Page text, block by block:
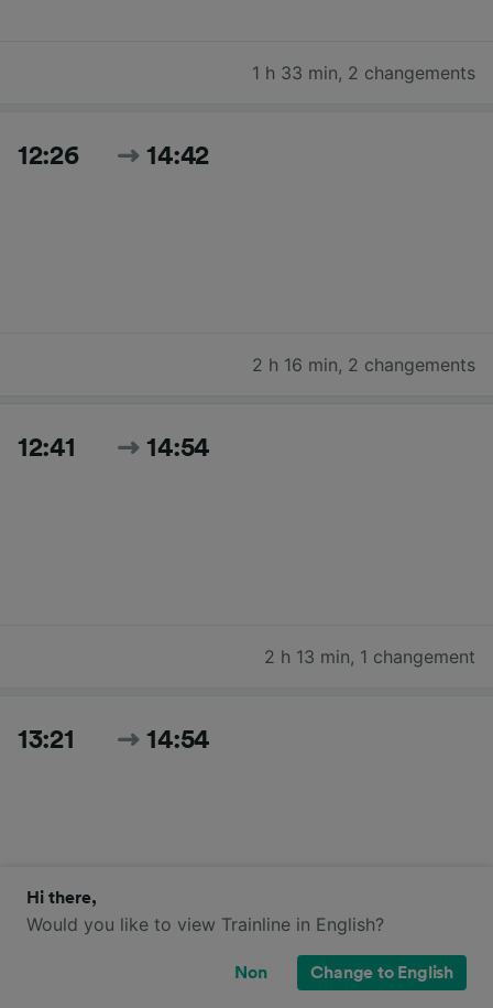
1 h 33 min, 2 changements
12:26 14:42
2 h 16 min, 2 changements
12:41 14:54
2 h 13 min, 1 changement
13:21 14:54
Hi there,
Would you like to view Trainline in English?
Non Change to English